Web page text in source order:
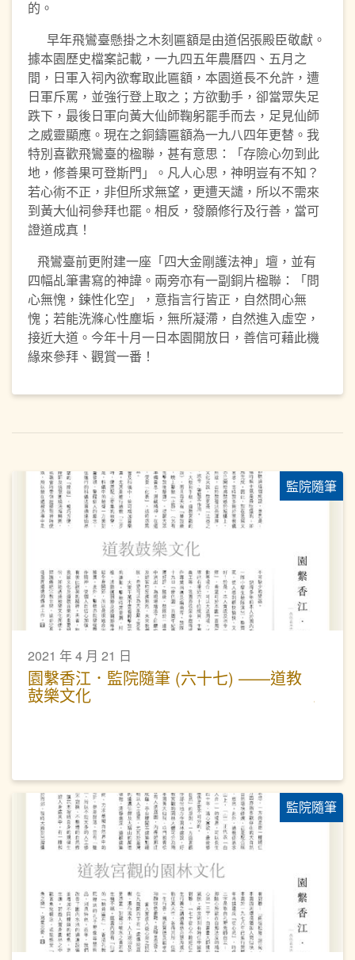
的。
早年飛鸞臺懸掛之木刻匾額是由道侶張殿臣敬獻。
據本園歷史檔案記載，一九四五年農曆四、五月之
間，日軍入祠內欲奪取此匾額，本園道長不允許，遭
日軍斥罵，並強行登上取之；方欲動手，卻當眾失足
跌下，最後日軍向黃大仙師鞠躬罷手而去，足見仙師
之威靈顯應。現在之銅鑄匾額為一九八四年更替。我
特別喜歡飛鸞臺的楹聯，甚有意思：「存險心勿到此
地，修善果可登斯門」。凡人心思，神明豈有不知？
若心術不正，非但所求無望，更遭天譴，所以不需來
到黃大仙祠參拜也罷。相反，發願修行及行善，當可
證道成真！
飛鸞臺前更附建一座「四大金剛護法神」壇，並有
四幅乩筆書寫的神諱。兩旁亦有一副銅片楹聯：「問
心無愧，鍊性化空」，意指言行皆正，自然問心無
愧；若能洗滌心性塵垢，無所凝滯，自然進入虛空，
接近大道。今年十月一日本園開放日，善信可藉此機
緣來參拜、觀賞一番！
監院隨筆
2021 年 4 月 21 日
園繫香江．監院隨筆 (六十七) ——道教
鼓樂文化
監院隨筆